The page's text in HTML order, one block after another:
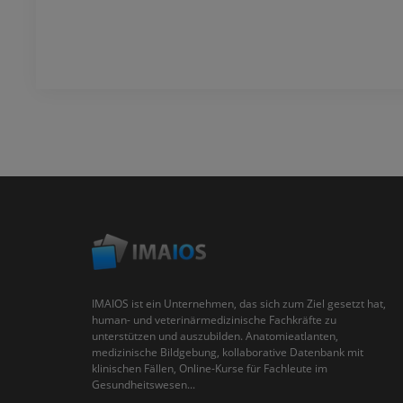
IMAIOS ist ein Unternehmen, das sich zum Ziel gesetzt hat,
human- und veterinärmedizinische Fachkräfte zu
unterstützen und auszubilden. Anatomieatlanten,
medizinische Bildgebung, kollaborative Datenbank mit
klinischen Fällen, Online-Kurse für Fachleute im
Gesundheitswesen...